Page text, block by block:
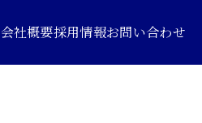
会社概要採用情報お問い合わせ